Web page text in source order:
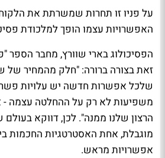
על פניו זו תחרות שמשרתת את
האפשרויות עצמו הופך למלכודת
הפסיכולוג בארי שוורץ, מחבר הספר
זאת בצורה ברורה: "חלק מהמחיר של
שלכל אפשרות חדשה יש עלויות
משפיעות לא רק על ההחלטה עצמה -
הרצון שלנו ממנה". לכן, דווקא
מוגבלת, אחת האסטרטגיות החכמות
אפשרויות מראש.